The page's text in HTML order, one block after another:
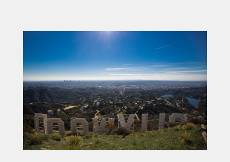
VOYAGES
RECHERCHE
ARCHIVES